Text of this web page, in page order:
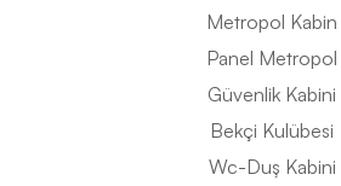
Metropol Kabin
Panel Metropol
Güvenlik Kabini
Bekçi Kulübesi
Wc-Duş Kabini